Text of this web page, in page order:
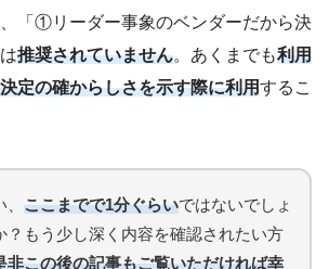
、「①リーダー事象のベンダーだから決
推奨されていません。あくまでも利用
定の確からしさを示す際に利用するこ
ここまでで1分ぐらいではないでしょ
？もう少し深く内容を確認されたい方
非この後の記事もご覧いただければ幸